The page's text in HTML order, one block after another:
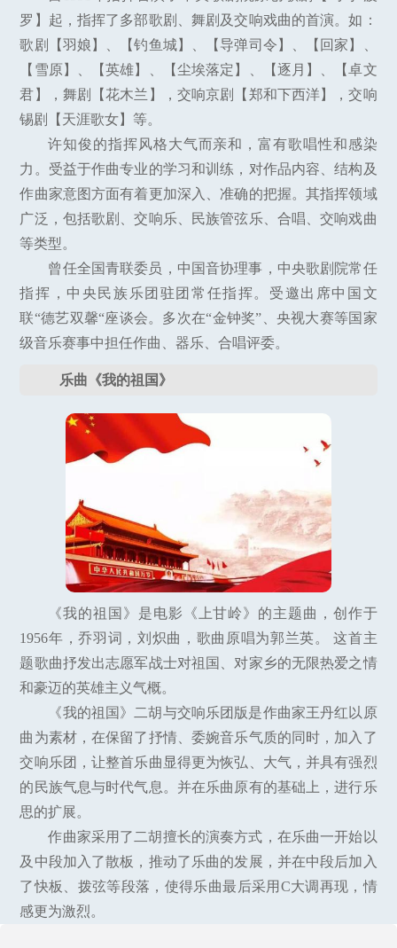
罗】起，指挥了多部歌剧、舞剧及交响戏曲的首演。如：
歌剧【羽娘】、【钓鱼城】、【导弹司令】、【回家】、
【雪原】、【英雄】、【尘埃落定】、【逐月】、【卓文
君】，舞剧【花木兰】，交响京剧【郑和下西洋】，交响
锡剧【天涯歌女】等。
许知俊的指挥风格大气而亲和，富有歌唱性和感染
力。受益于作曲专业的学习和训练，对作品内容、结构及
作曲家意图方面有着更加深入、准确的把握。其指挥领域
广泛，包括歌剧、交响乐、民族管弦乐、合唱、交响戏曲
等类型。
曾任全国青联委员，中国音协理事，中央歌剧院常任
指挥，中央民族乐团驻团常任指挥。受邀出席中国文
联“德艺双馨“座谈会。多次在“金钟奖”、央视大赛等国家
级音乐赛事中担任作曲、器乐、合唱评委。
乐曲《我的祖国》
《我的祖国》是电影《上甘岭》的主题曲，创作于
1956年，乔羽词，刘炽曲，歌曲原唱为郭兰英。 这首主
题歌曲抒发出志愿军战士对祖国、对家乡的无限热爱之情
和豪迈的英雄主义气概。
《我的祖国》二胡与交响乐团版是作曲家王丹红以原
曲为素材，在保留了抒情、委婉音乐气质的同时，加入了
交响乐团，让整首乐曲显得更为恢弘、大气，并具有强烈
的民族气息与时代气息。并在乐曲原有的基础上，进行乐
思的扩展。
作曲家采用了二胡擅长的演奏方式，在乐曲一开始以
及中段加入了散板，推动了乐曲的发展，并在中段后加入
了快板、拨弦等段落，使得乐曲最后采用C大调再现，情
感更为激烈。